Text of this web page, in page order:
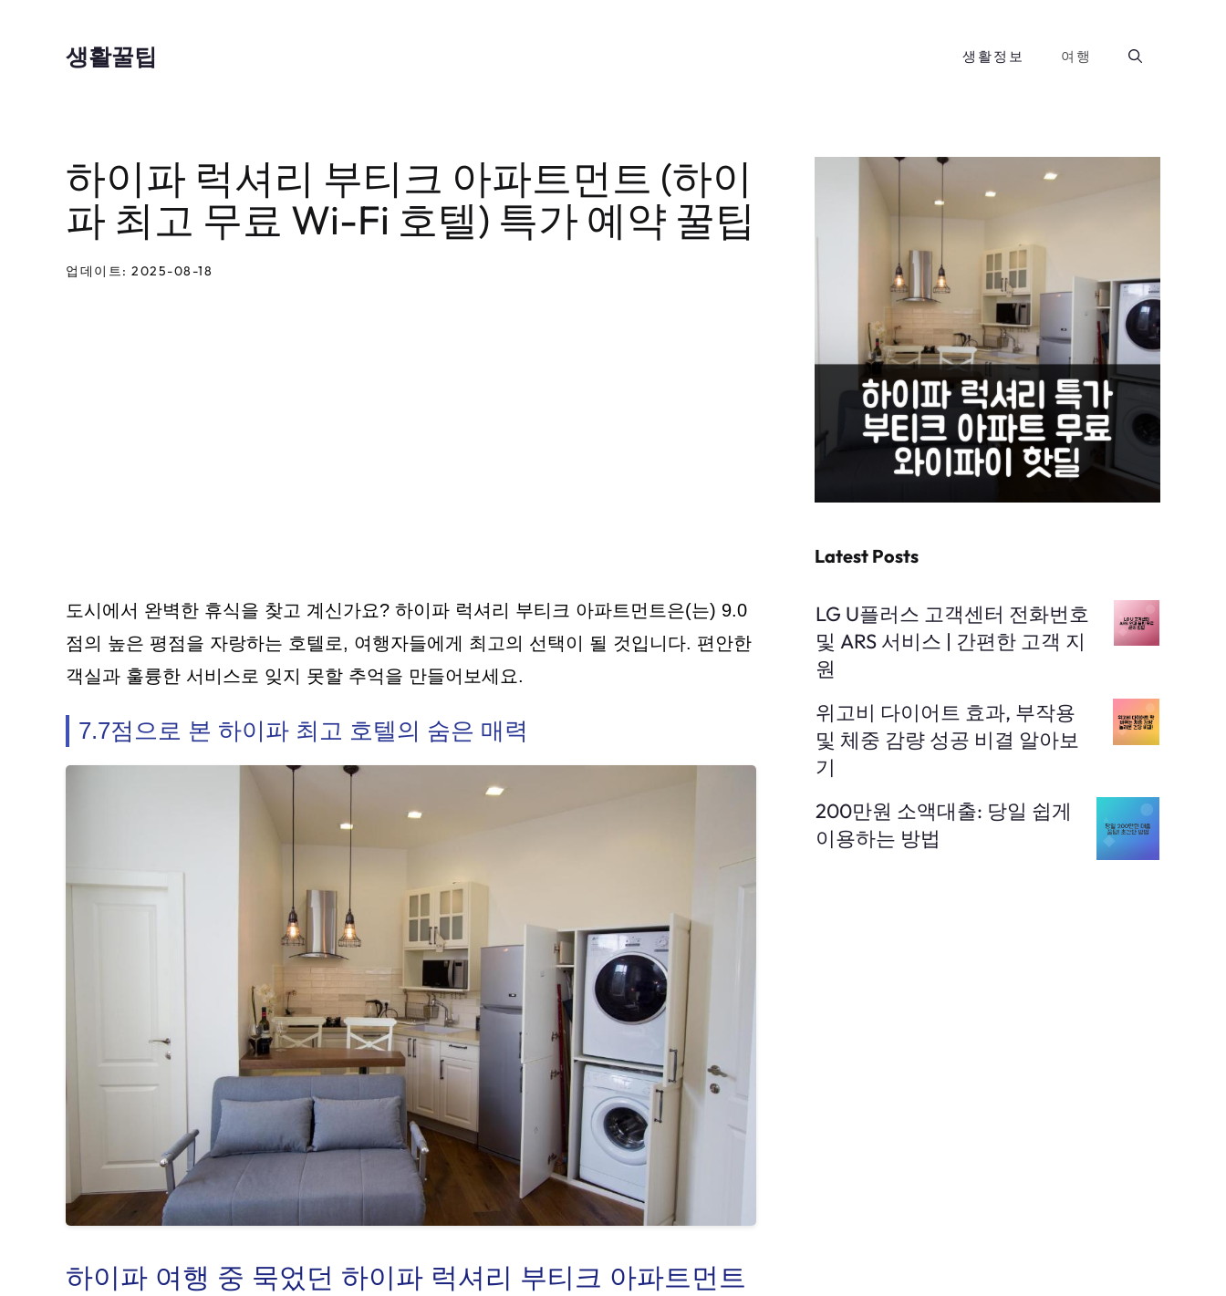
생활꿀팁 생활정보 여행
하이파 럭셔리 부티크 아파트먼트 (하이
파 최고 무료 Wi-Fi 호텔) 특가 예약 꿀팁
업데이트: 2025-08-18
도시에서 완벽한 휴식을 찾고 계신가요? 하이파 럭셔리 부티크 아파트먼트은(는) 9.0
점의 높은 평점을 자랑하는 호텔로, 여행자들에게 최고의 선택이 될 것입니다. 편안한
객실과 훌륭한 서비스로 잊지 못할 추억을 만들어보세요.
7.7점으로 본 하이파 최고 호텔의 숨은 매력
하이파 여행 중 묵었던 하이파 럭셔리 부티크 아파트먼트
Latest Posts
LG U플러스 고객센터 전화번호
및 ARS 서비스 | 간편한 고객 지
원
위고비 다이어트 효과, 부작용
및 체중 감량 성공 비결 알아보
기
200만원 소액대출: 당일 쉽게
이용하는 방법